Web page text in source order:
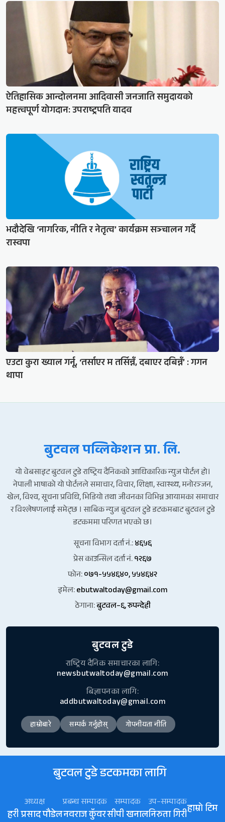
ऐतिहासिक आन्दोलनमा आदिवासी जनजाति समुदायको
महत्त्वपूर्ण योगदान: उपराष्ट्रपति यादव
भदौदेखि ‘नागरिक, नीति र नेतृत्व’ कार्यक्रम सञ्चालन गर्दै
रास्वपा
एउटा कुरा ख्याल गर्नू, ‘तर्साएर म तर्सिन्नँ, दबाएर दबिन्नँ’ : गगन
थापा
बुटवल पव्लिकेशन प्रा. लि.
यो वेबसाइट बुटवल टुडे राष्ट्रिय दैनिकको आधिकारिक न्युज पोर्टल हो।
नेपाली भाषाको यो पोर्टलले समाचार, विचार, शिक्षा, स्वास्थ्य, मनोरञ्जन,
खेल, विश्व, सूचना प्रविधि, भिडियो तथा जीवनका विभिन्न आयामका समाचार
र विश्लेषणलाई समेट्छ । साबिक न्युज बुटवल टुडे डटकमबाट बुटवल टुडे
डटकममा परिणत भएको छ।
सूचना विभाग दर्ता नं.:४६५६
प्रेस काउन्सिल दर्ता नं.१२६७
फोन:०७१-५५४६४०, ५५४६४२
इमेल:ebutwaltoday@gmail.com
ठेगाना:बुटवल–६, रुपन्देही
बुटवल टुडे
राष्ट्रिय दैनिक समाचारका लागि:
newsbutwaltoday@gmail.com
बिज्ञापनका लागि:
addbutwaltoday@gmail.com
हाम्रोबारे सम्पर्क गर्नुहोस् गोपनीयता नीति
बुटवल टुडे डटकमका लागि
अध्यक्ष
हरी प्रसाद पौडेल
प्रबन्ध सम्पादक
नवराज कॅुवर
सम्पादक
सीपी खनाल
उप–सम्पादक
निरुता गिरीहाम्रो टिम